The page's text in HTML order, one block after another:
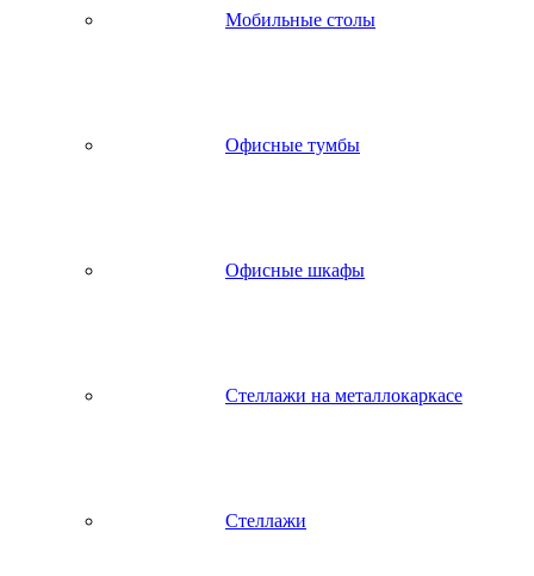
Мобильные столы
Офисные тумбы
Офисные шкафы
Стеллажи на металлокаркасе
Стеллажи